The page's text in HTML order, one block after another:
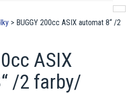
> BUGGY 200cc ASIX automat 8“ /2
ASIX
/2 farby/